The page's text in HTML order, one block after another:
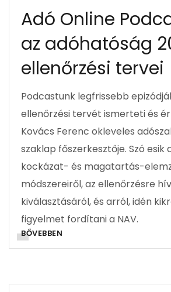
Adó Online
az adóhatóság
ellenőrzési tervei
Podcastunk legfrissebb
ellenőrzési tervét ismerteti és
Kovács Ferenc okleveles
szaklap főszerkesztője. Szó esik
kockázat- és magatartás-
módszereiről, az ellenőrzésre
kiválasztásáról, és arról, idén
figyelmet fordítani a NAV.
BŐVEBBEN